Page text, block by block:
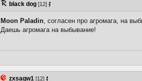
black dog [12]
Moon Paladin, согласен про агромага, на
Даешь агромага на выбывание!
zxsaqw1 [12]